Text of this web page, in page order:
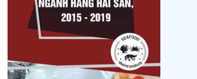
CPTPP: Mở rộng cơ hội
cho hàng giá trị...
Xuất khẩu cá ngừ Việt
Nam sang Canada tăng
nhẹ, áp lực mới...
Nguồn cung giảm, giá cá